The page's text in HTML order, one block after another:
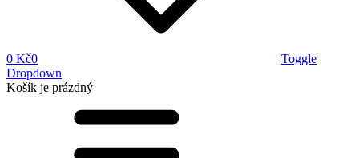
0 Kč0
Toggle
Dropdown
Košík je prázdný